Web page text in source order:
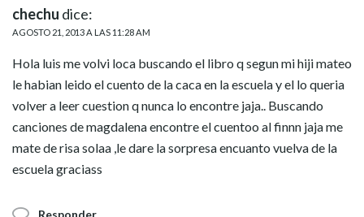
chechu dice:
AGOSTO 21, 2013 A LAS 11:28 AM
Hola luis me volvi loca buscando el libro q segun mi hiji mateo
le habian leido el cuento de la caca en la escuela y el lo queria
volver a leer cuestion q nunca lo encontre jaja.. Buscando
canciones de magdalena encontre el cuentoo al finnn jaja me
mate de risa solaa ,le dare la sorpresa encuanto vuelva de la
escuela graciass
Responder